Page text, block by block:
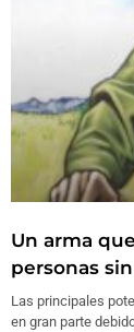
Un arma
personas
Las principales
en gran parte